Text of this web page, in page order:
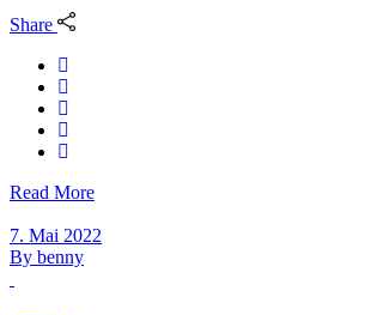
Share
Read More
7. Mai 2022
By benny